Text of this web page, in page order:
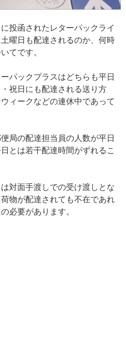
投函されたレターパックライ
曜日も配達されるのか、何時
てです。
パックプラスはどちらも平日
祝日にも配達される送り方
ィークなどの連休中であって
局の配達担当員の人数が平日
とは若干配達時間がずれるこ
対面手渡しでの受け渡しとな
物が配達されても不在であれ
必要があります。